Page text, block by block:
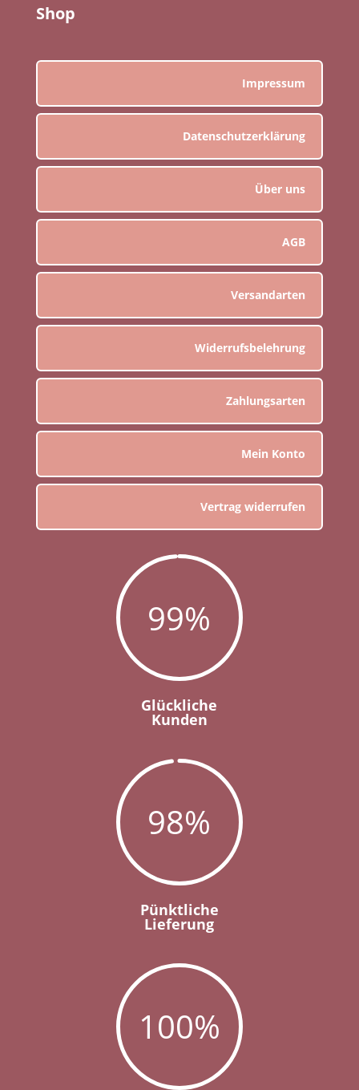
Shop
Impressum
Datenschutzerklärung
Über uns
AGB
Versandarten
Widerrufsbelehrung
Zahlungsarten
Mein Konto
Vertrag widerrufen
99%
Glückliche
Kunden
98%
Pünktliche
Lieferung
100%